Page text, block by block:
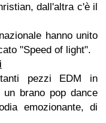
dall'altra c'è il
hanno unito
"Speed of light".
pezzi EDM in
brano pop dance
emozionante, di